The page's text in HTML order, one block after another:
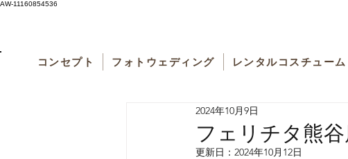
AW-11160854536
コンセプト フォトウェディング レンタルコスチューム
フェリチタ熊
2024年10月9日
更新日： 2024年10月12日